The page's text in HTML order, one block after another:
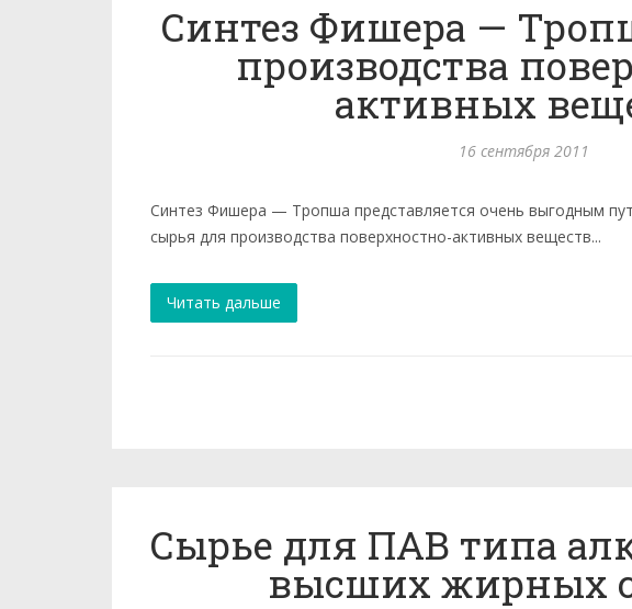
Синтез Фишера —
производства
активных
16 сентября 2011
Синтез Фишера — Тропша представляется очень выгодным
сырья для производства поверх­ностно-активных веществ...
Читать дальше
Сырье для ПАВ типа
высших жирных